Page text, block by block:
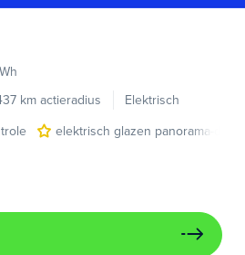
km actieradius
Elektrisch
elektrisch glazen panorama-dak